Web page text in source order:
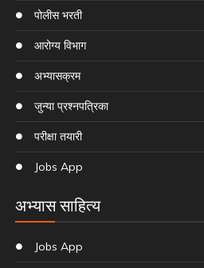
पोलीस भरती
आरोग्य विभाग
अभ्यासक्रम
जुन्या प्रश्नपत्रिका
परीक्षा तयारी
Jobs App
अभ्यास साहित्य
Jobs App